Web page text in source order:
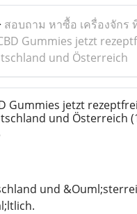
สอบถาม หาซื้อ เครื่องจักร
Gummies jetzt
und Österreich
Gummies jetzt
und Österreich
und